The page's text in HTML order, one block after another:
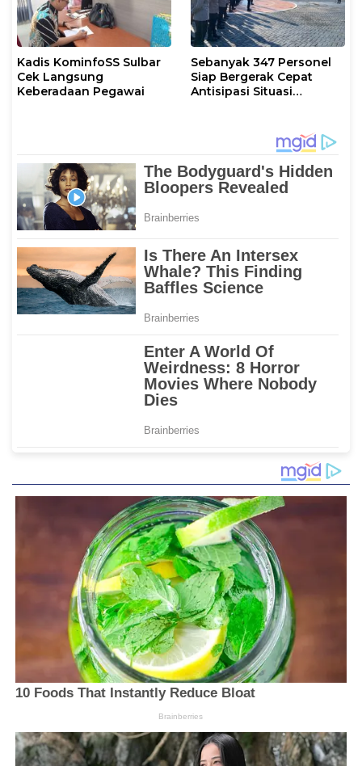
Kadis KominfoSS Sulbar
Cek Langsung
Keberadaan Pegawai
Sebanyak 347 Personel
Siap Bergerak Cepat
Antisipasi Situasi